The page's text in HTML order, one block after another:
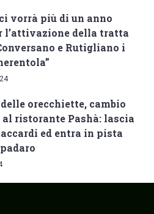
vorrà più di un anno
l’attivazione della tratta
e Rutigliano i
orecchiette, cambio
ristorante Pashà: lascia
ed entra in pista